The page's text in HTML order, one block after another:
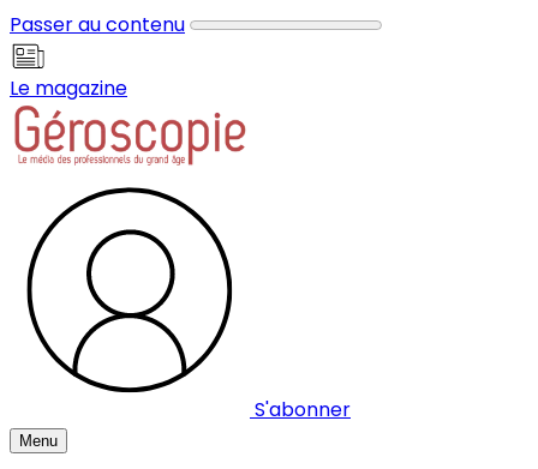
Passer au contenu
Le magazine
S'abonner
Menu
Panneau de gestion des cookies